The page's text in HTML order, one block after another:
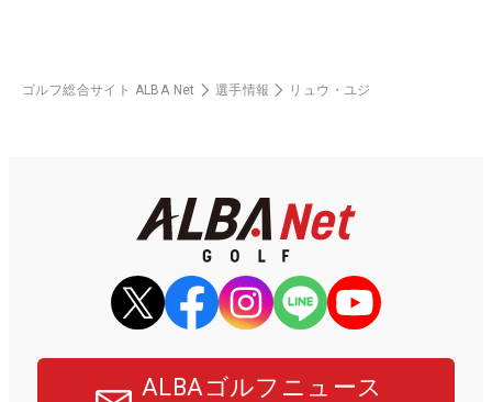
ゴルフ総合サイト ALBA Net 選手情報 リュウ・ユジ
ALBAゴルフニュース